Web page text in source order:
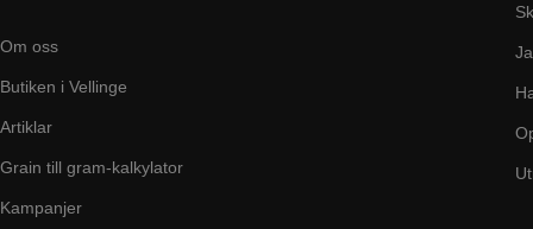
Om oss
Butiken i Vellinge
Artiklar
Grain till gram-kalkylator
Kampanjer